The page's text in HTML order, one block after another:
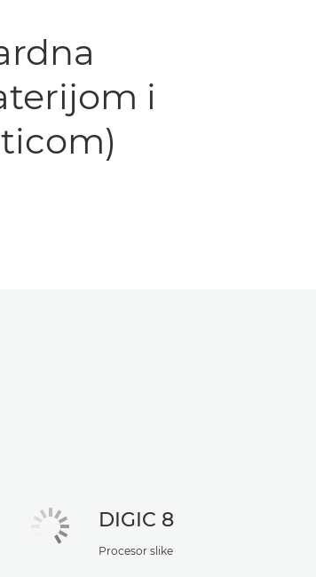
i
DIGIC 8
Procesor slike